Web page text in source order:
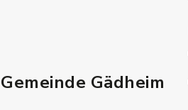
Gemeinde Gädheim